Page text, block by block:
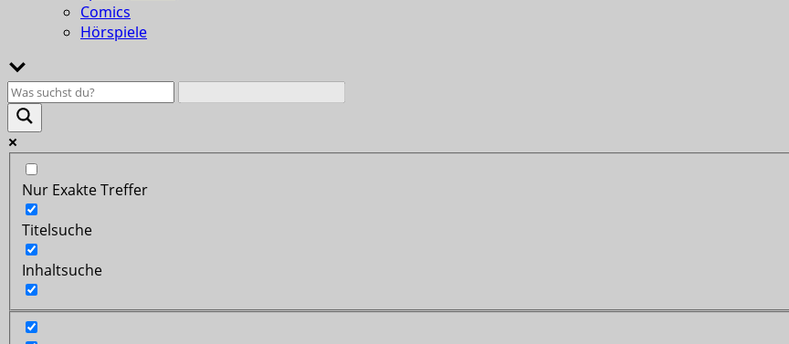
Comics
Hörspiele
Nur Exakte Treffer
Titelsuche
Inhaltsuche